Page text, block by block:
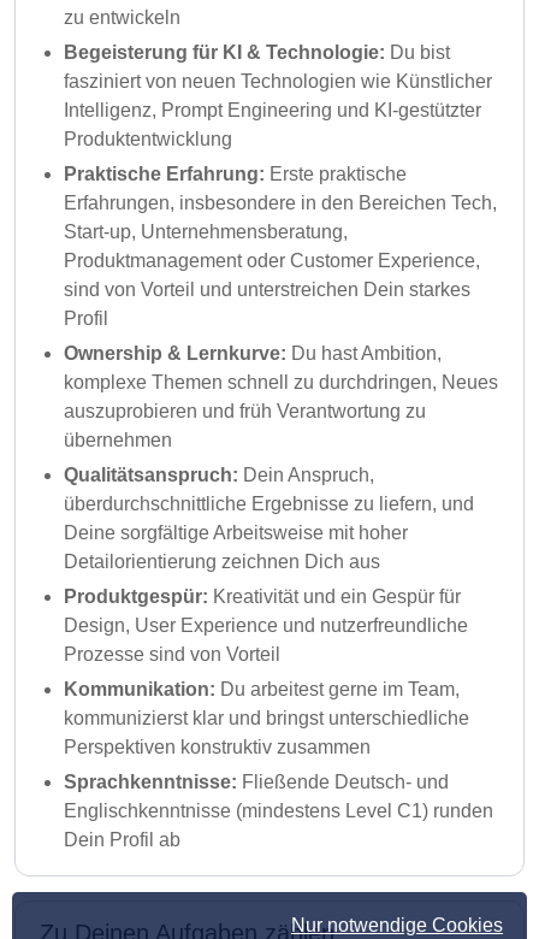
Nur notwendige Cookies
zu entwickeln
Begeisterung für KI & Technologie: Du bist
fasziniert von neuen Technologien wie Künstlicher
Intelligenz, Prompt Engineering und KI-gestützter
Produktentwicklung
Praktische Erfahrung: Erste praktische
Erfahrungen, insbesondere in den Bereichen Tech,
Start-up, Unternehmensberatung,
Produktmanagement oder Customer Experience,
sind von Vorteil und unterstreichen Dein starkes
Profil
Ownership & Lernkurve: Du hast Ambition,
komplexe Themen schnell zu durchdringen, Neues
auszuprobieren und früh Verantwortung zu
übernehmen
Qualitätsanspruch: Dein Anspruch,
überdurchschnittliche Ergebnisse zu liefern, und
Deine sorgfältige Arbeitsweise mit hoher
Detailorientierung zeichnen Dich aus
Produktgespür: Kreativität und ein Gespür für
Design, User Experience und nutzerfreundliche
Prozesse sind von Vorteil
Kommunikation: Du arbeitest gerne im Team,
kommunizierst klar und bringst unterschiedliche
Perspektiven konstruktiv zusammen
Sprachkenntnisse: Fließende Deutsch- und
Englischkenntnisse (mindestens Level C1) runden
Dein Profil ab
Zu Deinen Aufgaben zählen